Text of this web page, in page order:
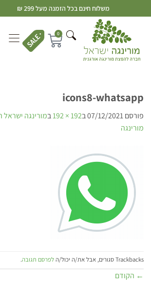
משלוח חינם בכל הזמנה מעל 299 ₪
0
icons8-whatsapp
פורסם07/12/2021ב192 × 192 במורינגה
מורינגה
Trackbacks סגורים, אבל את/ה יכול/ה לפרסם תגובה.
← הקודם